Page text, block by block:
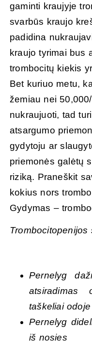
gaminti kraujyje
svarbūs kraujo
padidina
kraujo tyrimai bus
trombocitų kiekis
Bet kuriuo metu,
žemiau nei
nukraujuoti, tad
atsargumo
gydytoju ar
priemonės galėtų
riziką. Praneškit
kokius nors
Gydymas –
Trombocitopenijos
Pernelyg
atsiradimas
taškeliai odoje
Pernelyg
iš nosies